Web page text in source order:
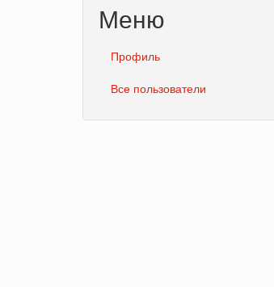
Меню
Профиль
Все пользователи